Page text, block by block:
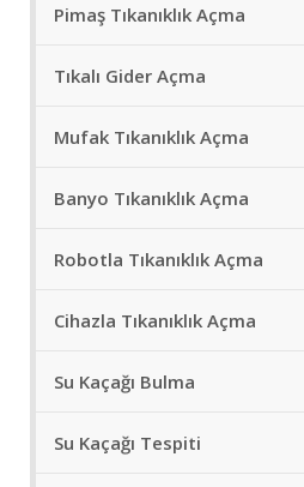
Pimaş Tıkanıklık Açma
Tıkalı Gider Açma
Mufak Tıkanıklık Açma
Banyo Tıkanıklık Açma
Robotla Tıkanıklık Açma
Cihazla Tıkanıklık Açma
Su Kaçağı Bulma
Su Kaçağı Tespiti